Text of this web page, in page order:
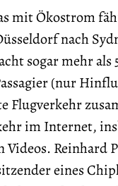
mit Ökostrom
nach
sogar mehr als
(nur
Flugverkehr
im Internet,
Videos. Reinhard
eines